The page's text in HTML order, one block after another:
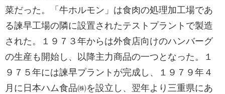
菜だった。「牛ホルモン」は食肉の処理加工場であ
る諫早工場の隣に設置されたテストプラントで製造
された。１９７３年からは外食店向けのハンバーグ
の生産も開始し、以降主力商品の一つとなった。１
９７５年には諫早プラントが完成し、１９７９年４
月に日本ハム食品㈱を設立し、翌年より三重県にあ